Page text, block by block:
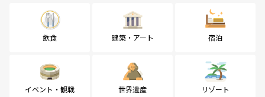
飲食 建築・アート 宿泊
イベント・観戦 世界遺産 リゾート